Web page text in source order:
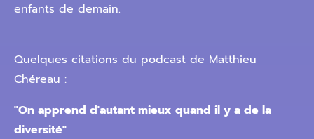
enfants de demain.
Quelques citations du podcast de Matthieu
Chéreau :
"On apprend d'autant mieux quand il y a de la
diversité"